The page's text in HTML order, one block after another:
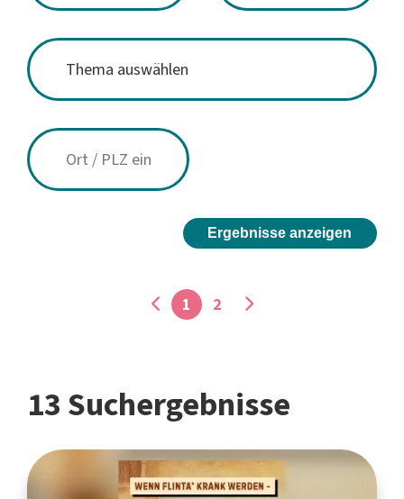
Ergebnisse anzeigen
1 2
13 Suchergebnisse